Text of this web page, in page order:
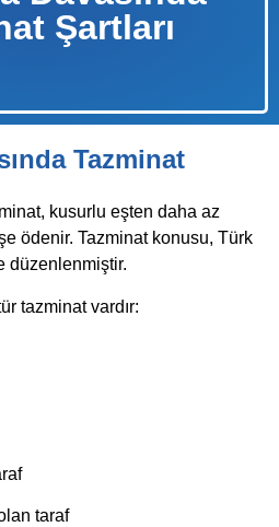
Şartları
Tazminat
kusurlu eşten daha az
ödenir. Tazminat konusu, Türk
düzenlenmiştir.
tazminat vardır:
taraf